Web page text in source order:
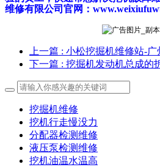
维修有限公司官网：
上一篇 : 小松挖掘机维修站-
下一篇 : 挖掘机发动机总成的
挖掘机维修
挖机行走慢没力
分配器检测维修
液压泵检测维修
挖机油温水温高